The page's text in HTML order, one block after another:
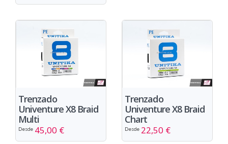
Trenzado
Univenture X8 Braid
Multi
Desde 45,00 €
Trenzado
Univenture X8 Braid
Chart
Desde 22,50 €